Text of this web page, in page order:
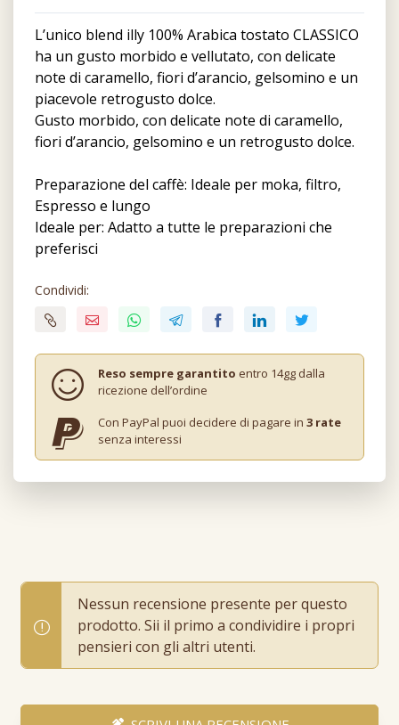
L’unico blend illy 100% Arabica tostato CLASSICO
ha un gusto morbido e vellutato, con delicate
note di caramello, fiori d’arancio, gelsomino e un
piacevole retrogusto dolce.
Gusto morbido, con delicate note di caramello,
fiori d’arancio, gelsomino e un retrogusto dolce.
Preparazione del caffè: Ideale per moka, filtro,
Espresso e lungo
Ideale per: Adatto a tutte le preparazioni che
preferisci
Condividi:
Reso sempre garantito entro 14gg dalla
ricezione dell’ordine
Con PayPal puoi decidere di pagare in 3 rate
senza interessi
Nessun recensione presente per questo
prodotto. Sii il primo a condividire i propri
pensieri con gli altri utenti.